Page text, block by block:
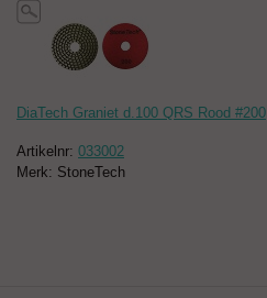
DiaTech Graniet d.100 QRS Rood #200
Artikelnr: 033002
Merk: StoneTech